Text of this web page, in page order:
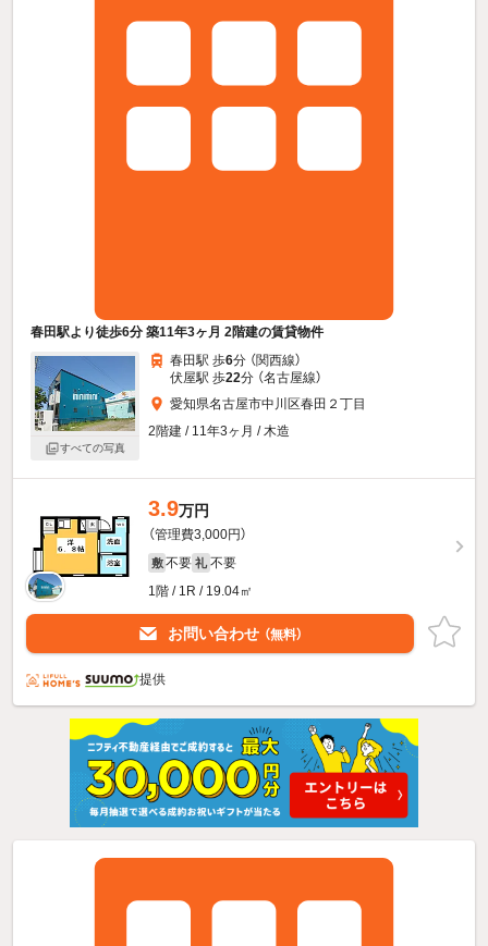
春田駅より徒歩6分 築11年3ヶ月 2階建の賃貸物件
すべての写真
春田駅 歩6分 （関西線）
伏屋駅 歩22分 （名古屋線）
愛知県名古屋市中川区春田２丁目
2階建 / 11年3ヶ月 / 木造
3.9万円
（管理費3,000円）
敷 不要 礼 不要
1階 / 1R / 19.04㎡
お問い合わせ （無料）
提供